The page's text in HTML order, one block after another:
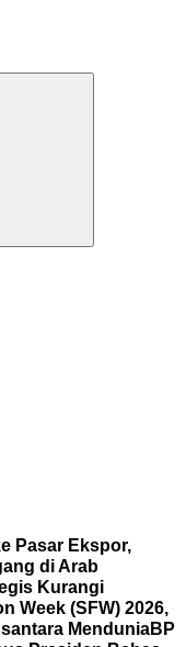
Pasar Ekspor,
di Arab
Kurangi
Week (SFW) 2026,
MenduniaBP